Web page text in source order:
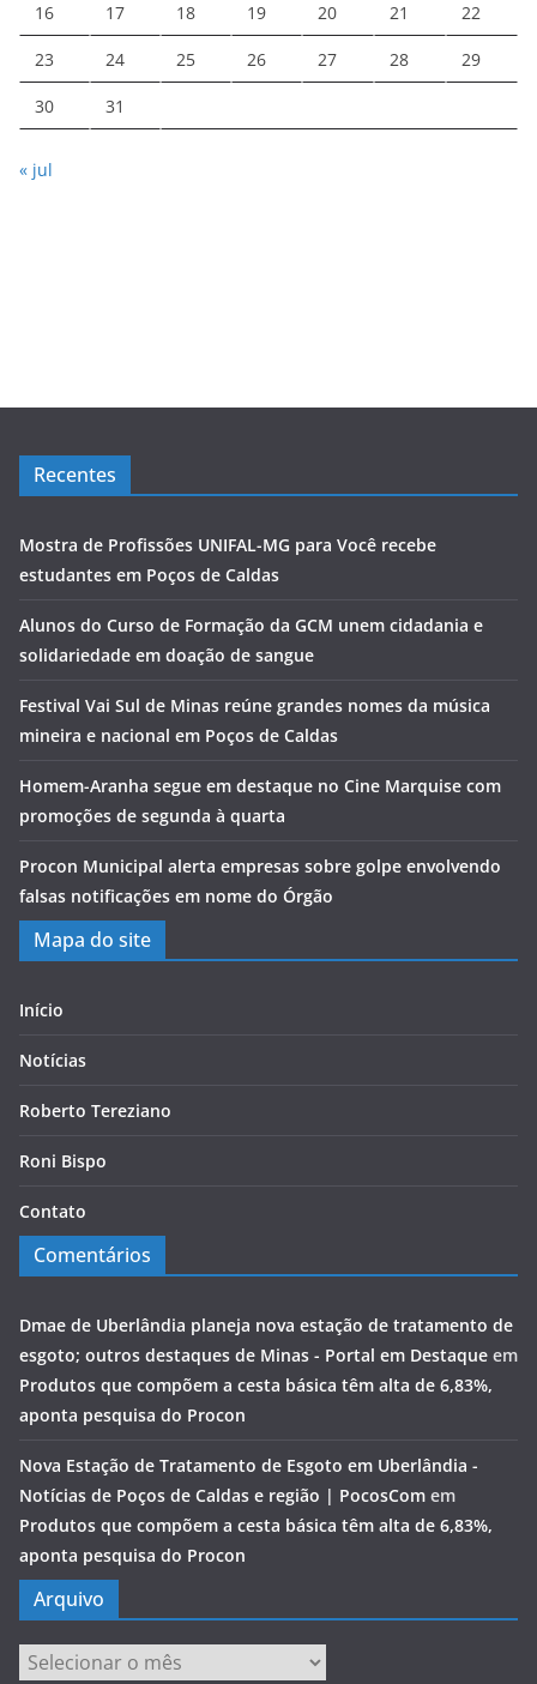
16 17 18 19 20 21 22
23 24 25 26 27 28 29
30 31
« jul
Recentes
Mostra de Profissões UNIFAL-MG para Você recebe
estudantes em Poços de Caldas
Alunos do Curso de Formação da GCM unem cidadania e
solidariedade em doação de sangue
Festival Vai Sul de Minas reúne grandes nomes da música
mineira e nacional em Poços de Caldas
Homem-Aranha segue em destaque no Cine Marquise com
promoções de segunda à quarta
Procon Municipal alerta empresas sobre golpe envolvendo
falsas notificações em nome do Órgão
Mapa do site
Início
Notícias
Roberto Tereziano
Roni Bispo
Contato
Comentários
Dmae de Uberlândia planeja nova estação de tratamento de
esgoto; outros destaques de Minas - Portal em Destaque em
Produtos que compõem a cesta básica têm alta de 6,83%,
aponta pesquisa do Procon
Nova Estação de Tratamento de Esgoto em Uberlândia -
Notícias de Poços de Caldas e região | PocosCom em
Produtos que compõem a cesta básica têm alta de 6,83%,
aponta pesquisa do Procon
Arquivo
Arquivo